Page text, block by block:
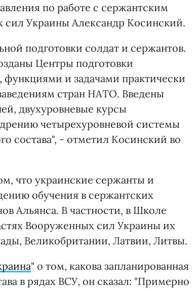
по работе с сержантским
сил Украины Александр Косинский.
подготовки солдат и сержантов.
Центры подготовки
функциями и задачами практически
стран НАТО. Введены
двухуровневые курсы
четырехуровневой системы
состава", - отметил Косинский во
что украинские сержанты и
обучения в сержантских
Альянса. В частности, в Школе
Вооруженных сил Украины их
Великобритании, Латвии, Литвы.
" о том, какова запланированная
в рядах ВСУ, он сказал: "Примерно